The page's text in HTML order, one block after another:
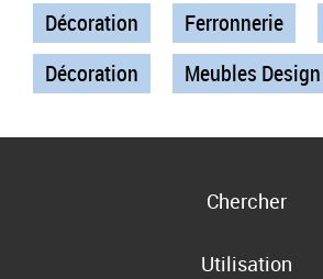
Décoration Ferronnerie
Décoration
Meubles Design
Chercher
Utilisation